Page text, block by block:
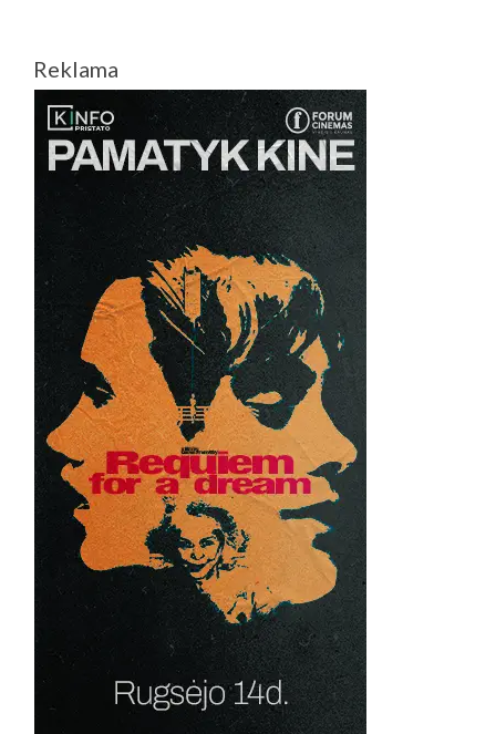
Reklama